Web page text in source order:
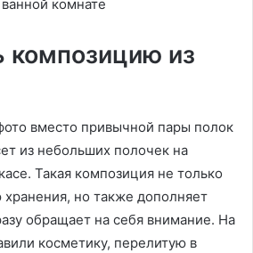
композицию из
вместо привычной пары полок
из небольших полочек на
Такая композиция не только
но также дополняет
обращает на себя внимание. На
косметику, перелитую в